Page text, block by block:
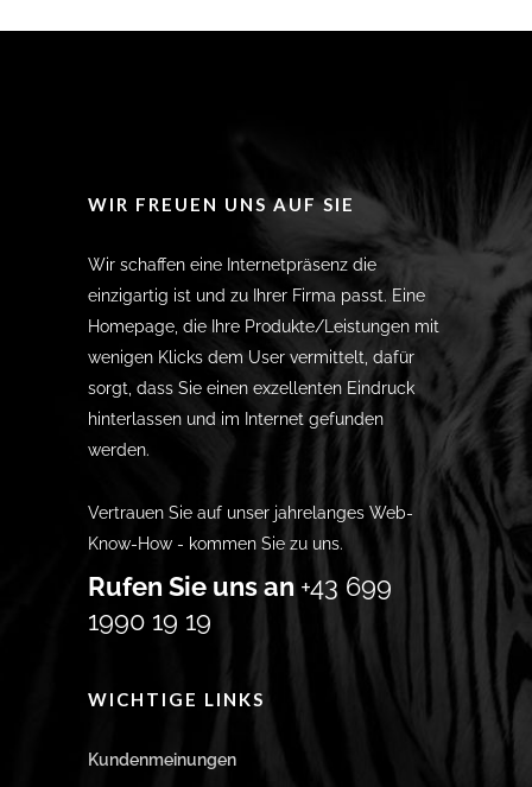
WIR FREUEN UNS AUF SIE
Wir schaffen eine Internetpräsenz die
einzigartig ist und zu Ihrer Firma passt. Eine
Homepage, die Ihre Produkte/Leistungen mit
wenigen Klicks dem User vermittelt, dafür
sorgt, dass Sie einen exzellenten Eindruck
hinterlassen und im Internet gefunden
werden.
Vertrauen Sie auf unser jahrelanges Web-
Know-How - kommen Sie zu uns.
Rufen Sie uns an +43 699
1990 19 19
WICHTIGE LINKS
Kundenmeinungen